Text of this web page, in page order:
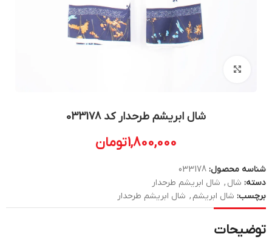
شال ابریشم طرحدار کد 033178
1,800,000تومان
شناسه محصول: 033178
دسته: شال , شال ابریشم طرحدار
برچسب: شال ابریشم , شال ابریشم طرحدار
توضیحات